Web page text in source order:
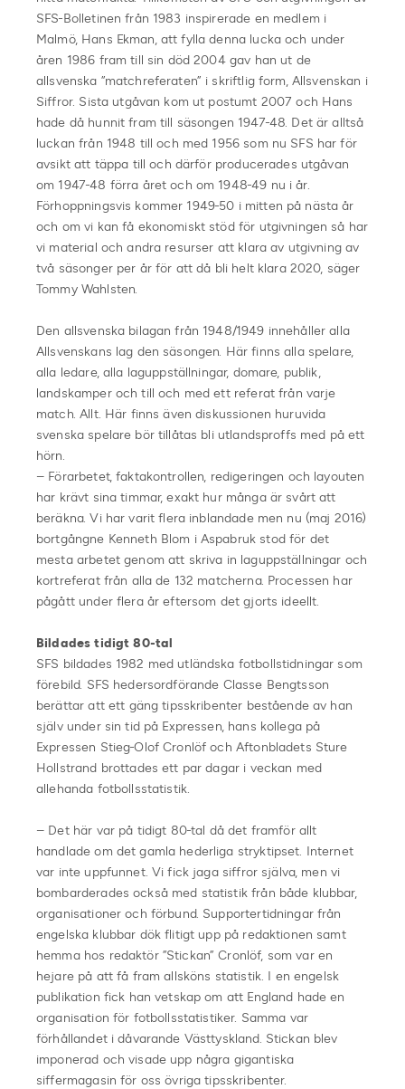
SFS-Bolletinen från 1983 inspirerade en medlem i
Malmö, Hans Ekman, att fylla denna lucka och under
åren 1986 fram till sin död 2004 gav han ut de
allsvenska ”matchreferaten” i skriftlig form, Allsvenskan i
Siffror. Sista utgåvan kom ut postumt 2007 och Hans
hade då hunnit fram till säsongen 1947-48. Det är alltså
luckan från 1948 till och med 1956 som nu SFS har för
avsikt att täppa till och därför producerades utgåvan
om 1947-48 förra året och om 1948-49 nu i år.
Förhoppningsvis kommer 1949-50 i mitten på nästa år
och om vi kan få ekonomiskt stöd för utgivningen så har
vi material och andra resurser att klara av utgivning av
två säsonger per år för att då bli helt klara 2020, säger
Tommy Wahlsten.
Den allsvenska bilagan från 1948/1949 innehåller alla
Allsvenskans lag den säsongen. Här finns alla spelare,
alla ledare, alla laguppställningar, domare, publik,
landskamper och till och med ett referat från varje
match. Allt. Här finns även diskussionen huruvida
svenska spelare bör tillåtas bli utlandsproffs med på ett
hörn.
– Förarbetet, faktakontrollen, redigeringen och layouten
har krävt sina timmar, exakt hur många är svårt att
beräkna. Vi har varit flera inblandade men nu (maj 2016)
bortgångne Kenneth Blom i Aspabruk stod för det
mesta arbetet genom att skriva in laguppställningar och
kortreferat från alla de 132 matcherna. Processen har
pågått under flera år eftersom det gjorts ideellt.
Bildades tidigt 80-tal
SFS bildades 1982 med utländska fotbollstidningar som
förebild. SFS hedersordförande Classe Bengtsson
berättar att ett gäng tipsskribenter bestående av han
själv under sin tid på Expressen, hans kollega på
Expressen Stieg-Olof Cronlöf och Aftonbladets Sture
Hollstrand brottades ett par dagar i veckan med
allehanda fotbollsstatistik.
– Det här var på tidigt 80-tal då det framför allt
handlade om det gamla hederliga stryktipset. Internet
var inte uppfunnet. Vi fick jaga siffror själva, men vi
bombarderades också med statistik från både klubbar,
organisationer och förbund. Supportertidningar från
engelska klubbar dök flitigt upp på redaktionen samt
hemma hos redaktör ”Stickan” Cronlöf, som var en
hejare på att få fram allsköns statistik. I en engelsk
publikation fick han vetskap om att England hade en
organisation för fotbollsstatistiker. Samma var
förhållandet i dåvarande Västtyskland. Stickan blev
imponerad och visade upp några gigantiska
siffermagasin för oss övriga tipsskribenter.